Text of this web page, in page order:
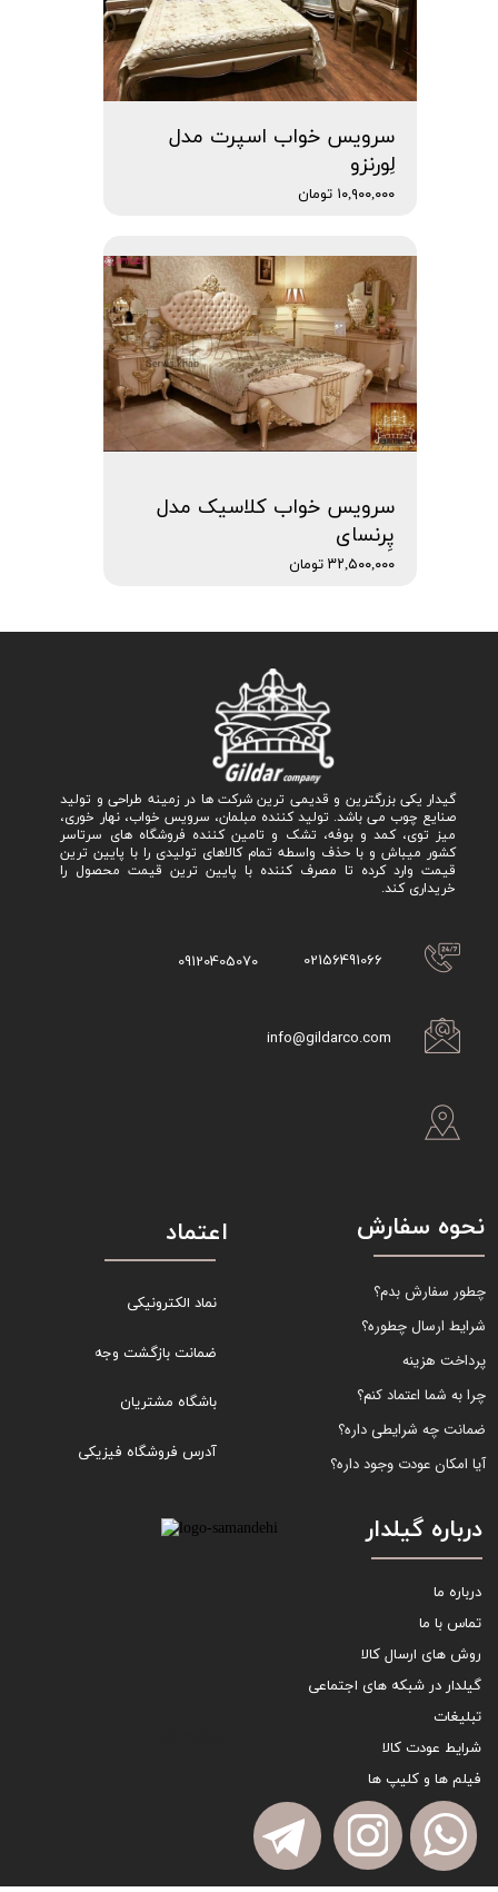
سرویس خواب اسپرت مدل
لِورنزو
۱۰,۹۰۰,۰۰۰ تومان
سرویس خواب کلاسیک مدل
پِرنسای
۳۲,۵۰۰,۰۰۰ تومان
گیدار یکی بزرگترین و قدیمی ترین شرکت ها در زمینه طراحی و تولید
صنایع چوب می باشد. تولید کننده مبلمان، سرویس خواب، نهار خوری،
میز توی، کمد و بوفه، تشک و تامین کننده فروشگاه های سرتاسر
کشور میباش و با حذف واسطه تمام کالاهای تولیدی را با پایین ترین
قیمت وارد کرده تا مصرف کننده با پایین ترین قیمت محصول را
خریداری کند.
02156491066
09120405070
info@gildarco.com
نحوه سفارش
چطور سفارش بدم؟
شرایط ارسال چطوره؟
پرداخت هزینه
چرا به شما اعتماد کنم؟
ضمانت چه شرایطی داره؟
آیا امکان عودت وجود داره؟
اعتماد
نماد الکترونیکی
ضمانت بازگشت وجه
باشگاه مشتریان
آدرس فروشگاه فیزیکی
درباره گیلدار
درباره ما
تماس با ما
روش های ارسال کالا
گیلدار در شبکه های اجتماعی
تبلیغات
شرایط عودت کالا
فیلم ها و کلیپ ها